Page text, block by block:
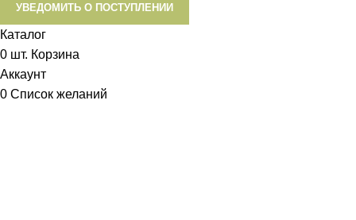
УВЕДОМИТЬ О ПОСТУПЛЕНИИ
Каталог
0 шт. Корзина
Аккаунт
0 Список желаний